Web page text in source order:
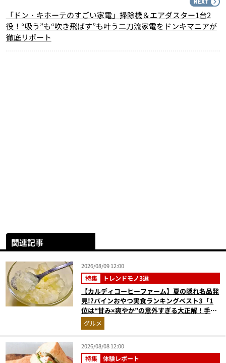
「ドン・キホーテのすごい家電」掃除機＆エアダスター1台2
役！“吸う”も“吹き飛ばす”も叶う二刀流家電をドンキマニアが
徹底リポート
関連記事
2026/08/09 12:00
特集 トレンドモノ3選
【カルディコーヒーファーム】夏の隠れ名品発
見!?パインおやつ実食ランキングベスト3「1
位は“甘み×爽やか”の意外すぎる大正解！手が
止まらない『かりんとう』」
グルメ
2026/08/08 12:00
特集 体験レポート